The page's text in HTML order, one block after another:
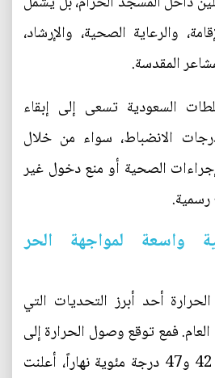
والرعاية الصحية، والإرشاد،
المقدسة.
السعودية تسعى إلى إبقاء
الانضباط، سواء من خلال
الصحية أو منع دخول غير
واسعة لمواجهة الحر
أحد أبرز التحديات التي
فمع توقع وصول الحرارة إلى
مستويات تتراوح بين 42 و47 درجة مئوية نهاراً، أعلنت